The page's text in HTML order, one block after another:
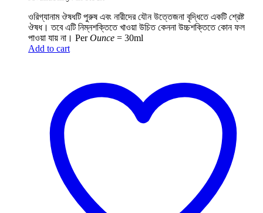
ওরিগ্যানাম ঔষধটি পুরুষ এবং নারীদের যৌন উত্তেজনা বৃদ্ধিতে একটি শ্রেষ্ট
ঔষধ। তবে এটি নিম্নশক্তিতে খাওয়া উচিত কেননা উচ্চশক্তিতে কোন ফল
পাওয়া যায় না। PerOunce = 30ml
Add to cart